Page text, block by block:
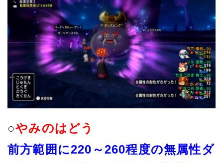
○やみのはどう
前方範囲に220～260程度の無属性ダ